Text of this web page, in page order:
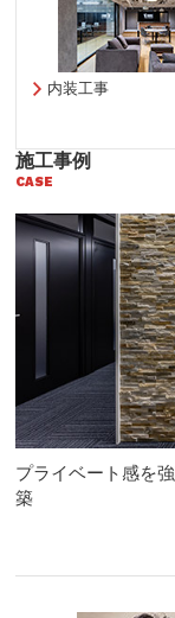
内装工事
施工事例
CASE
プライベート感を
築